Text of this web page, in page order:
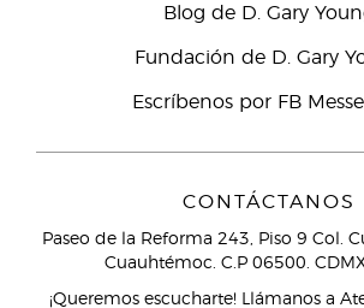
Blog de D. Gary
Fundación de D. Gary
Escríbenos por FB
CONTÁCTANOS
Paseo de la Reforma 243, Piso 9 Col.
Cuauhtémoc. C.P 06500.
¡Queremos escucharte! Llámanos a